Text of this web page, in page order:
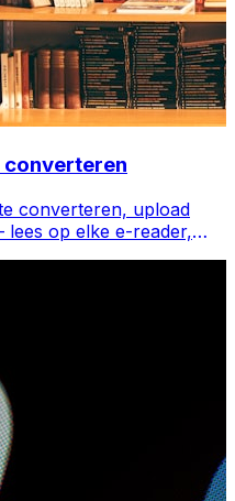
converteren
converteren, upload
op elke e-reader,